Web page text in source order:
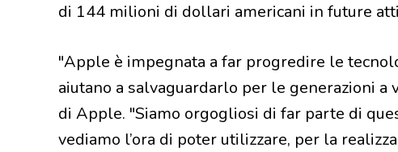
di 144 milioni di dollari americani in future
"Apple è impegnata a far progredire le
aiutano a salvaguardarlo per le generazioni a
di Apple. "Siamo orgogliosi di far parte di
vediamo l’ora di poter utilizzare, per la